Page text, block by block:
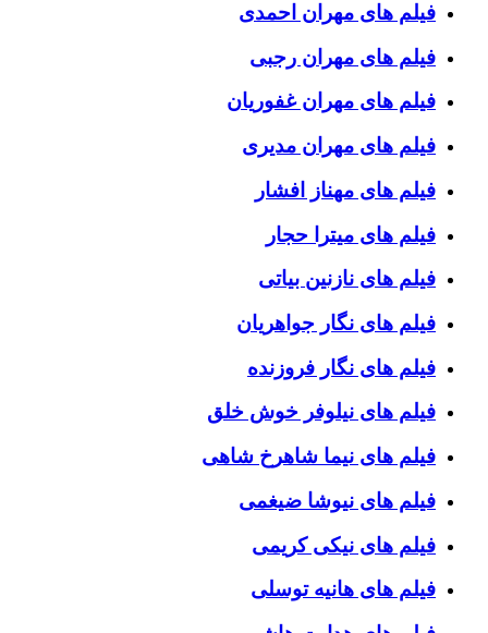
فیلم های مهران احمدی
فیلم های مهران رجبی
فیلم های مهران غفوریان
فیلم های مهران مدیری
فیلم های مهناز افشار
فیلم های میترا حجار
فیلم های نازنین بیاتی
فیلم های نگار جواهریان
فیلم های نگار فروزنده
فیلم های نیلوفر خوش خلق
فیلم های نیما شاهرخ شاهی
فیلم های نیوشا ضیغمی
فیلم های نیکی کریمی
فیلم های هانیه توسلی